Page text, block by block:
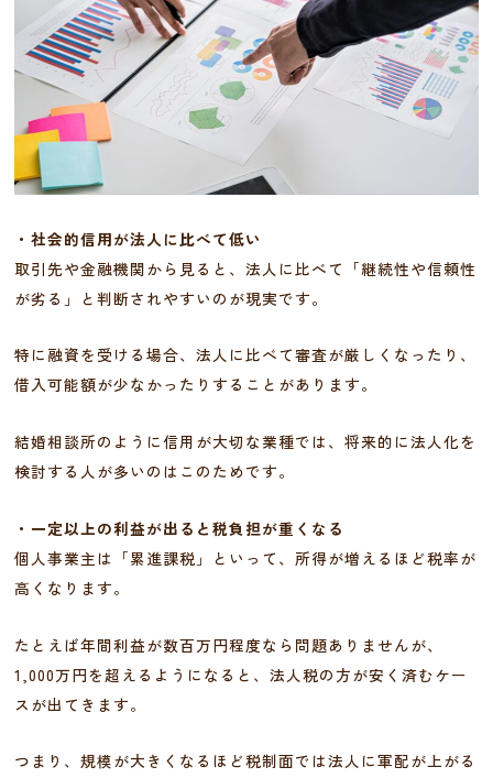
・社会的信用が法人に比べて低い
取引先や金融機関から見ると、法人に比べて「継続性や信頼性
が劣る」と判断されやすいのが現実です。
特に融資を受ける場合、法人に比べて審査が厳しくなったり、
借入可能額が少なかったりすることがあります。
結婚相談所のように信用が大切な業種では、将来的に法人化を
検討する人が多いのはこのためです。
・一定以上の利益が出ると税負担が重くなる
個人事業主は「累進課税」といって、所得が増えるほど税率が
高くなります。
たとえば年間利益が数百万円程度なら問題ありませんが、
1,000万円を超えるようになると、法人税の方が安く済むケー
スが出てきます。
つまり、規模が大きくなるほど税制面では法人に軍配が上がる